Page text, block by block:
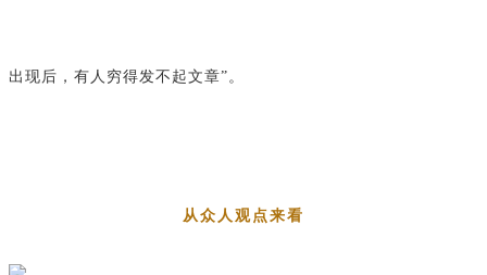
出现后，有人穷得发不起文章”。
从众人观点来看